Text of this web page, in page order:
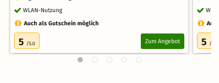
WLAN-Nutzung
Auch als Gutschein möglich
5 /5.0 Zum Angebot 5 /5.0